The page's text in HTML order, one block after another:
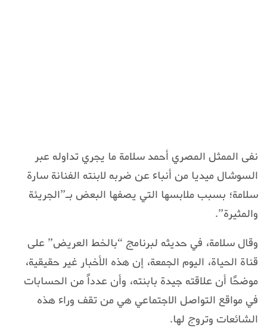
نفى الممثل المصري أحمد سلامة ما يجري تداوله عبر
السوشال ميديا من أنباء عن ضربه لابنته الفنانة سارة
سلامة؛ بسبب ملابسها التي يصفها البعض بـ”الجريئة
والمثيرة”.
وقال سلامة، في حديثه لبرنامج “بالخط العريض” على
قناة الحياة، اليوم الجمعة، إن هذه الأخبار غير حقيقية،
موضحًا أن علاقته جيدة بابنته، وأن عدداً من الحسابات
في مواقع التواصل الاجتماعي هي من تقف وراء هذه
الشائعات وتروج لها.